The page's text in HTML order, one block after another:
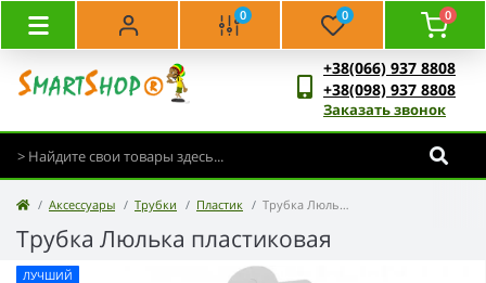
0 0 0
+38(066) 937 8808
+38(098) 937 8808
Заказать звонок
Аксессуары Трубки Пластик Трубка Люлька пластиковая
Трубка Люлька пластиковая
ЛУЧШИЙ